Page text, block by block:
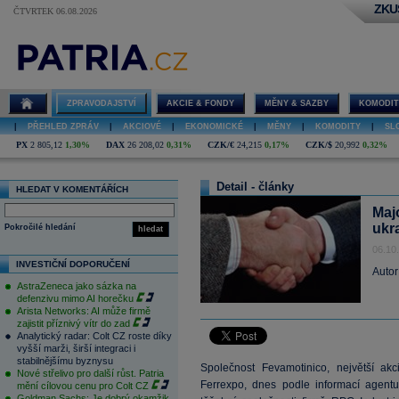
ČTVRTEK 06.08.2026
ZPRAVODAJSTVÍ AKCIE & FONDY MĚNY & SAZBY
PŘEHLED ZPRÁV AKCIOVÉ EKONOMICKÉ MĚNY KOMODITY
PX 2 805,12 1,30% DAX 26 208,02 0,31% CZK/€ 24,215 0,17% CZK/$ 20,992 0,32%
HLEDAT V KOMENTÁŘÍCH
hledat
Pokročilé hledání
INVESTIČNÍ DOPORUČENÍ
AstraZeneca jako sázka na
defenzivu mimo AI horečku
Arista Networks: AI může firmě
zajistit příznivý vítr do zad
Analytický radar: Colt CZ roste díky
vyšší marži, širší integraci i
stabilnějšímu byznysu
Nové střelivo pro další růst. Patria
mění cílovou cenu pro Colt CZ
Detail - články
Společnost Fevamotinico, největší
Ferrexpo, dnes podle informací